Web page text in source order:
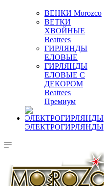
ВЕНКИ Morozco
ВЕТКИ
ХВОЙНЫЕ
Beatrees
ГИРЛЯНДЫ
ЕЛОВЫЕ
ГИРЛЯНДЫ
ЕЛОВЫЕ С
ДЕКОРОМ
Beatrees
Премиум
ЭЛЕКТРОГИРЛЯНДЫ